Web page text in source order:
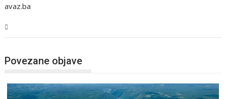
avaz.ba
Povezane objave